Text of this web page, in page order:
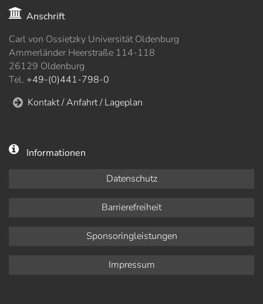
Anschrift
Carl von Ossietzky Universität Oldenburg
Ammerländer Heerstraße 114-118
26129 Oldenburg
Tel. +49-(0)441-798-0
Kontakt / Anfahrt / Lageplan
Informationen
Datenschutz
Barrierefreiheit
Sponsoringleistungen
Impressum